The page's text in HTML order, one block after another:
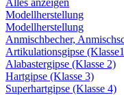
Alles anzeigen
Modellherstellung
Modellherstellung
Anmischbecher,
Artikulationsgipse
Alabastergipse (Klasse 2)
Hartgipse (Klasse 3)
Superhartgipse (Klasse 4)